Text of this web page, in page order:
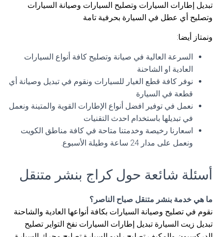
تبديل إطارات السيارات وتصليح السيارات وصيانة السيارات
وتصليح أي عطل في السيارة بحرفية تامة
ونمتاز أيضا:
السرعة العالية في صيانة وتصليح كافة أنواع السيارات
العادية او الشاحنة
نوفر كافة قطع الغيار للسيارات ونقوم في تبديل وصيانة أي
قطعة في السيارة
نعمل في توفير افضل أنواع الإطارات القوية والمتينة ونعمل
في تبديلها باستخدام احدث التقنيات
اسعارنا رخيصة وخدمتنا متاحة في كافة مناطق الكويت
ونعمل على مدار 24 ساعة وطيلة الأسبوع.
أسئلة شائعة حول كراج بنشر متنقل
ما هي خدمة بنشر متنقل صباح الناصر؟
نقوم في تصليح وصيانة السيارات بكافة أنواعها العادية والشاحنة
تبديل زيت السيارة تبديل إطارات السيارات نفخ التواير تصليح